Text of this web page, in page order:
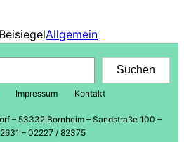
Allgemein
Suchen
Impressum Kontakt
– 53332 Bornheim – Sandstraße 100 –
– 02227 / 82375